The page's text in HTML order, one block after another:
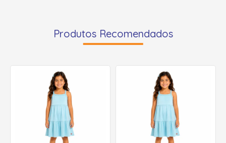
Produtos Recomendados